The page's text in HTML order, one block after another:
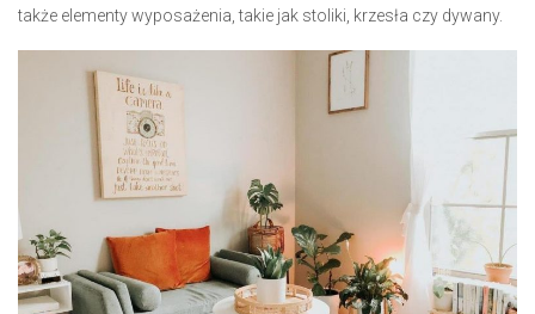
także elementy wyposażenia, takie jak stoliki, krzesła czy dywany.